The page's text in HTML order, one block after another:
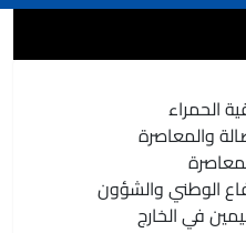
الحمراء
والمعاصرة
الوطني والشؤون
في الخارج